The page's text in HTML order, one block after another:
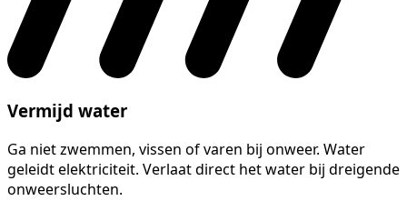
Vermijd water
Ga niet zwemmen, vissen of varen bij onweer. Water
geleidt elektriciteit. Verlaat direct het water bij dreigende
onweersluchten.